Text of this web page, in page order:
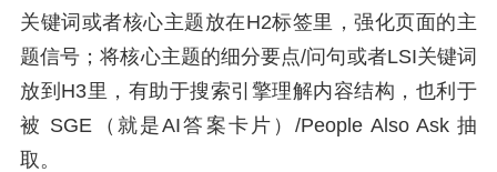
关键词或者核心主题放在H2标签里，强化页面的主
题信号；将核心主题的细分要点/问句或者LSI关键词
放到H3里，有助于搜索引擎理解内容结构，也利于
被 SGE（就是AI答案卡片）/People Also Ask 抽
取。